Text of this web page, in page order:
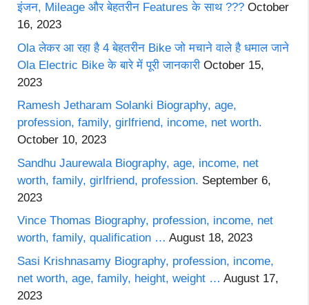
इंजन, Mileage और बेहतरीन Features के साथ ??? October
16, 2023
Ola लेकर आ रहा है 4 बेहतरीन Bike जो मचाने वाले है धमाल जाने
Ola Electric Bike के बारे में पूरी जानकारी October 15,
2023
Ramesh Jetharam Solanki Biography, age,
profession, family, girlfriend, income, net worth.
October 10, 2023
Sandhu Jaurewala Biography, age, income, net
worth, family, girlfriend, profession. September 6,
2023
Vince Thomas Biography, profession, income, net
worth, family, qualification … August 18, 2023
Sasi Krishnasamy Biography, profession, income,
net worth, age, family, height, weight … August 17,
2023